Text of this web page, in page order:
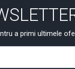
a primi ultimele